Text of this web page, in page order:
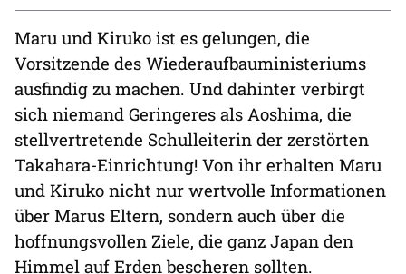
Maru und Kiruko ist es gelungen, die
Vorsitzende des Wiederaufbauministeriums
ausfindig zu machen. Und dahinter verbirgt
sich niemand Geringeres als Aoshima, die
stellvertretende Schulleiterin der zerstörten
Takahara-Einrichtung! Von ihr erhalten Maru
und Kiruko nicht nur wertvolle Informationen
über Marus Eltern, sondern auch über die
hoffnungsvollen Ziele, die ganz Japan den
Himmel auf Erden bescheren sollten.